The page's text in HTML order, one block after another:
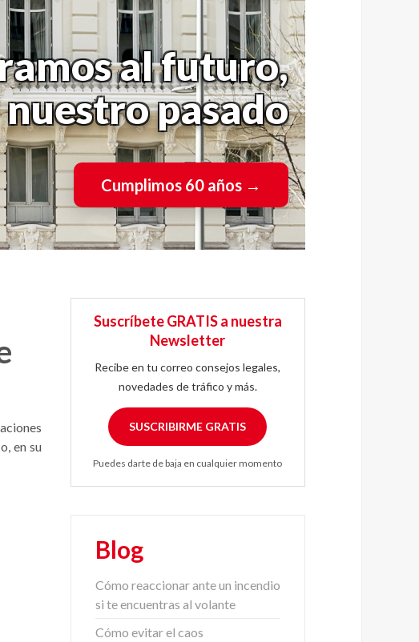
al futuro,
pasado
Cumplimos 60 años →
en su
Suscríbete GRATIS a nuestra
Newsletter
Recibe en tu correo consejos legales,
novedades de tráfico y más.
SUSCRIBIRME GRATIS
Puedes darte de baja en cualquier momento
Blog
Cómo reaccionar ante un incendio
si te encuentras al volante
Cómo evitar el caos